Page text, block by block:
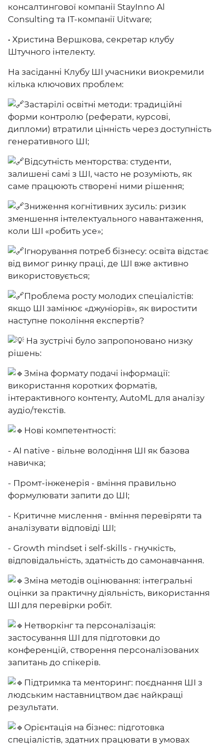
консалтингової компанії StayInno Al
Consulting та IT-компанії Uitware;
• Христина Вершкова, секретар клубу
Штучного інтелекту.
На засіданні Клубу ШІ учасники виокремили
кілька ключових проблем:
Застарілі освітні методи: традиційні
форми контролю (реферати, курсові,
дипломи) втратили цінність через доступність
генеративного ШІ;
Відсутність менторства: студенти,
залишені самі з ШІ, часто не розуміють, як
саме працюють створені ними рішення;
Зниження когнітивних зусиль: ризик
зменшення інтелектуального навантаження,
коли ШІ «робить усе»;
Ігнорування потреб бізнесу: освіта відстає
від вимог ринку праці, де ШІ вже активно
використовується;
Проблема росту молодих спеціалістів:
якщо ШІ замінює «джуніорів», як виростити
наступне покоління експертів?
На зустрічі було запропоновано низку
рішень:
Зміна формату подачі інформації:
використання коротких форматів,
інтерактивного контенту, AutoML для аналізу
аудіо/текстів.
Нові компетентності:
- AI native - вільне володіння ШІ як базова
навичка;
- Промт-інженерія - вміння правильно
формулювати запити до ШІ;
- Критичне мислення - вміння перевіряти та
аналізувати відповіді ШІ;
- Growth mindset і self-skills - гнучкість,
відповідальність, здатність до самонавчання.
Зміна методів оцінювання: інтегральні
оцінки за практичну діяльність, використання
ШІ для перевірки робіт.
Нетворкінг та персоналізація:
застосування ШІ для підготовки до
конференцій, створення персоналізованих
запитань до спікерів.
Підтримка та менторинг: поєднання ШІ з
людським наставництвом дає найкращі
результати.
Орієнтація на бізнес: підготовка
спеціалістів, здатних працювати в умовах